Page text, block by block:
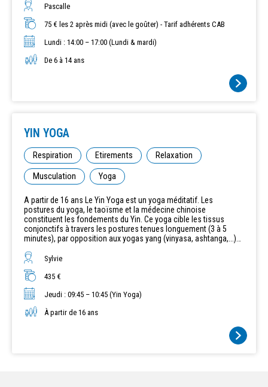
pour les autres il faudra rajouter l'adhésion familiale annuelle (40
€ pour les Boulonnais, 80 € pour les Extérieurs). Vacances de
Toussaint : 19 et 20octobre 2026 Vacances de Noël : 21 et 22
décembre 2026 Vacances de Février : 8 et 9 février 2027
Vacances de Printemps : 5 et 6 avril 2027 Thèmes non encore
définis.
Pascalle
75 € les 2 après midi (avec le goûter) - Tarif adhérents CAB
Lundi : 14:00 – 17:00 (Lundi & mardi)
De 6 à 14 ans
YIN YOGA
Respiration Etirements
Relaxation
Musculation
Yoga
A partir de 16 ans Le Yin Yoga est un yoga méditatif. Les
postures du yoga, le taoïsme et la médecine chinoise
constituent les fondements du Yin. Ce yoga cible les tissus
conjonctifs à travers les postures tenues longuement (3 à 5
minutes), par opposition aux yogas yang (vinyasa, ashtanga,...)
pratique, accessible à tous, permet de travailler aussi sur
l'énergie des organes et leurs méridiens. Ce type de yoga
convient parfaitement aux personnes du 3ème âge.
Sylvie
435 €
Jeudi : 09:45 – 10:45 (Yin Yoga)
À partir de 16 ans